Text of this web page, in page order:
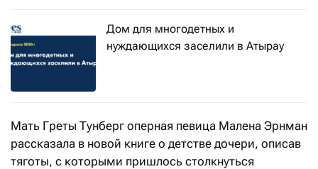
Дом для многодетных и
нуждающихся заселили в Атырау
Мать Греты Тунберг оперная певица Малена Эрнман
рассказала в новой книге о детстве дочери, описав
тяготы, с которыми пришлось столкнуться